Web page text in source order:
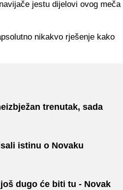
jestu dijelovi ovog meča
nikakvo rješenje kako
trenutak, sada
istinu o Novaku
dugo će biti tu - Novak